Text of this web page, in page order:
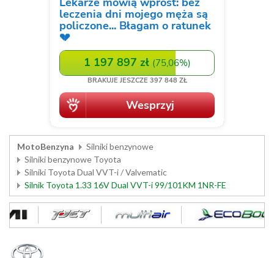
MotoBenzyna
Silniki benzynowe
Silniki benzynowe Toyota
Silniki Toyota Dual VVT-i / Valvematic
Silnik Toyota 1.33 16V Dual VVT-i 99/101KM 1NR-FE